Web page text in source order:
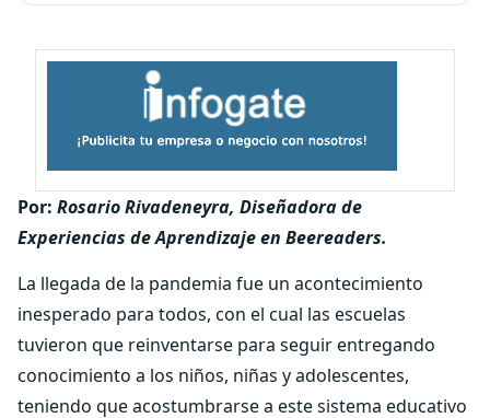
Por: Rosario Rivadeneyra, Diseñadora de
Experiencias de Aprendizaje en Beereaders.
La llegada de la pandemia fue un acontecimiento
inesperado para todos, con el cual las escuelas
tuvieron que reinventarse para seguir entregando
conocimiento a los niños, niñas y adolescentes,
teniendo que acostumbrarse a este sistema educativo